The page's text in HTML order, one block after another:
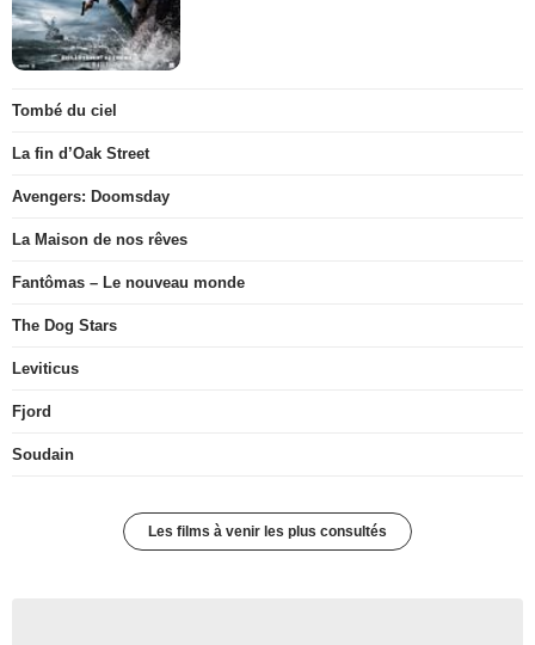
Tombé du ciel
La fin d’Oak Street
Avengers: Doomsday
La Maison de nos rêves
Fantômas – Le nouveau monde
The Dog Stars
Leviticus
Fjord
Soudain
Les films à venir les plus consultés